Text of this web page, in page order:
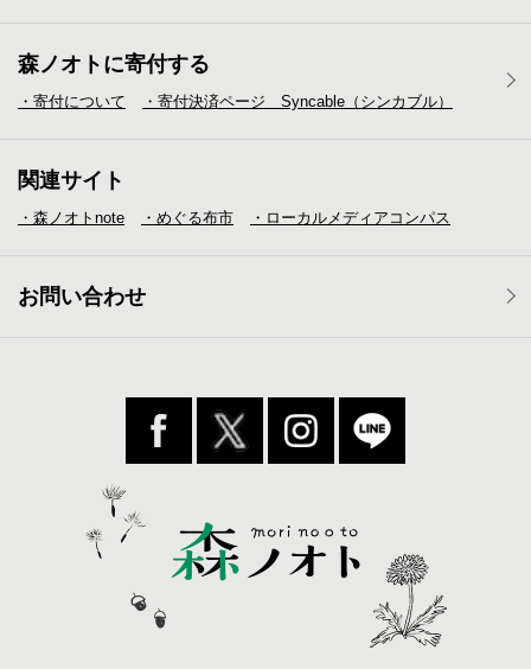
森ノオトに寄付する
・寄付について ・寄付決済ページ Syncable（シンカブル）
関連サイト
・森ノオトnote ・めぐる布市 ・ローカルメディア コンパス
お問い合わせ